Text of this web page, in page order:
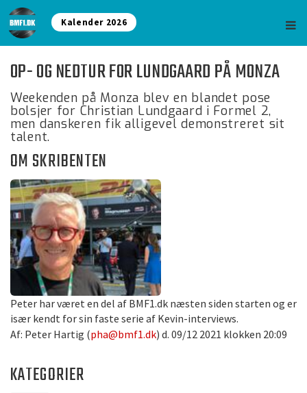
Kalender 2026
OP- OG NEDTUR FOR LUNDGAARD PÅ MONZA
Weekenden på Monza blev en blandet pose
bolsjer for Christian Lundgaard i Formel 2,
men danskeren fik alligevel demonstreret sit
talent.
OM SKRIBENTEN
Peter har været en del af BMF1.dk næsten siden starten og er
især kendt for sin faste serie af Kevin-interviews.
Af: Peter Hartig (pha@bmf1.dk) d. 09/12 2021 klokken 20:09
KATEGORIER